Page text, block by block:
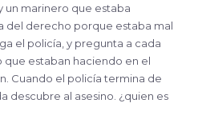
un marinero que estaba
del derecho porque estaba mal
el policía, y pregunta a cada
que estaban haciendo en el
Cuando el policía termina de
descubre al asesino. ¿quien es